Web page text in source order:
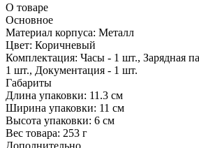
О товаре
Основное
Материал корпуса: Металл
Цвет: Коричневый
Комплектация: Часы - 1 шт., Зарядная
1 шт., Документация - 1 шт.
Габариты
Длина упаковки: 11.3 см
Ширина упаковки: 11 см
Высота упаковки: 6 см
Вес товара: 253 г
Дополнительно